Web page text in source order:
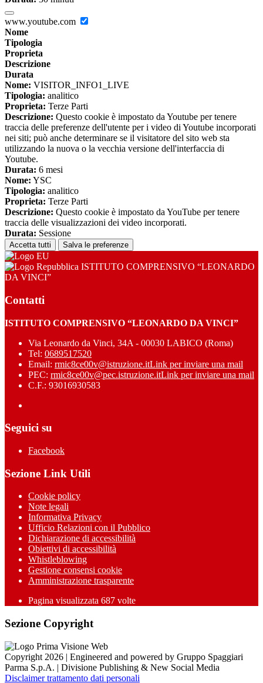
www.youtube.com
Nome
Tipologia
Proprieta
Descrizione
Durata
Nome: VISITOR_INFO1_LIVE
Tipologia: analitico
Proprieta: Terze Parti
Descrizione: Questo cookie è impostato da Youtube per tenere
traccia delle preferenze dell'utente per i video di Youtube incorporati
nei siti; può anche determinare se il visitatore del sito web sta
utilizzando la nuova o la vecchia versione dell'interfaccia di
Youtube.
Durata: 6 mesi
Nome: YSC
Tipologia: analitico
Proprieta: Terze Parti
Descrizione: Questo cookie è impostato da YouTube per tenere
traccia delle visualizzazioni dei video incorporati.
Durata: Sessione
Accetta tutti Salva le preferenze
ISTITUTO COMPRENSIVO “LEONARDO
DA VINCI”
Contatti
ISTITUTO COMPRENSIVO “LEONARDO DA VINCI”
Via Leonardo da Vinci, 34A - 00030 LABICO (Roma)
Tel: 0689517520
Email: rmic8ce00v@istruzione.itLink per inviare una mail
PEC: rmic8ce00v@pec.istruzione.itLink per inviare una mail
C.F.: 93016930583
Seguici su
Facebook
Sezione Link Utili
Cookie policy
Note legali
Informativa Privacy
Ufficio Relazioni con il Pubblico
Dichiarazione di accessibilità
Obiettivi di accessibilità
Whistleblowing
Gestione consensi cookie
Amministrazione trasparente
Pagina visualizzata 687 volte
Sezione Copyright
Copyright 2026 | Engineered and powered by Gruppo Spaggiari
Parma S.p.A. | Divisione Publishing & New Social Media
Disclaimer trattamento dati personali